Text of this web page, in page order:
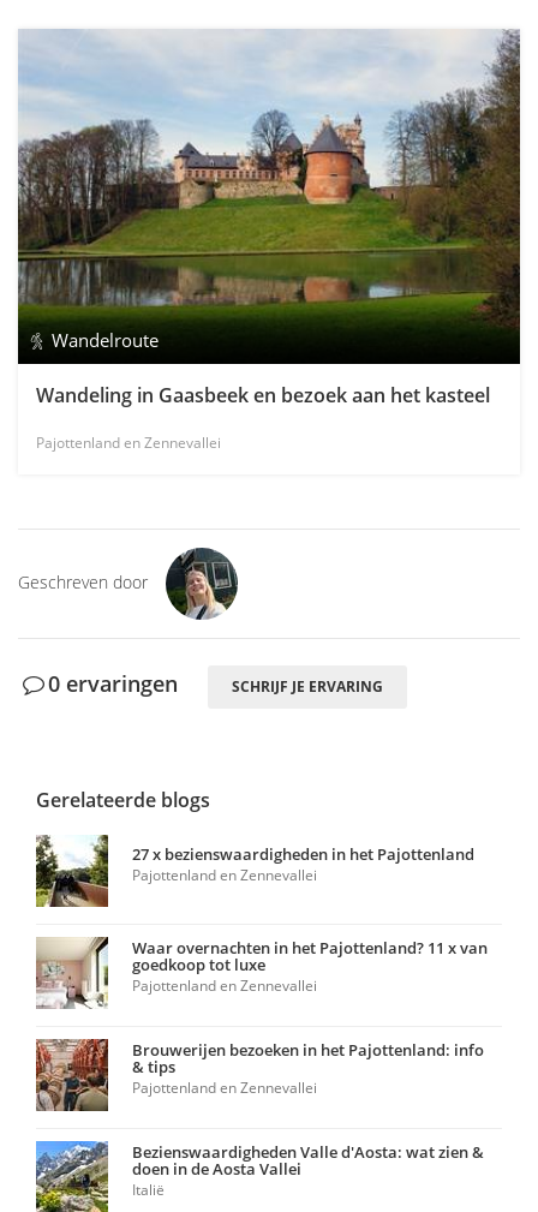
Wandelroute
Wandeling in Gaasbeek en bezoek aan het kasteel
Pajottenland en Zennevallei
Geschreven door
0 ervaringen SCHRIJF JE ERVARING
Gerelateerde blogs
27 x bezienswaardigheden in het Pajottenland
Pajottenland en Zennevallei
Waar overnachten in het Pajottenland? 11 x van
goedkoop tot luxe
Pajottenland en Zennevallei
Brouwerijen bezoeken in het Pajottenland: info
& tips
Pajottenland en Zennevallei
Bezienswaardigheden Valle d'Aosta: wat zien &
doen in de Aosta Vallei
Italië